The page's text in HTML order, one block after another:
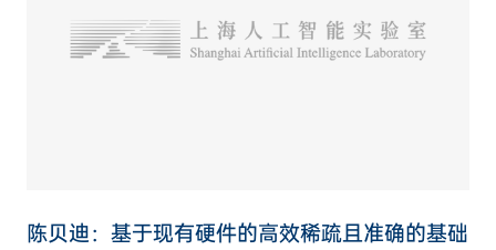
陈贝迪：基于现有硬件的高效稀疏且准确的基础